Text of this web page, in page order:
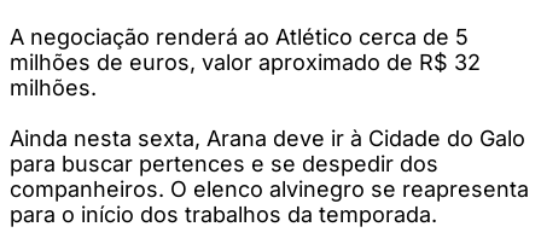
A negociação renderá ao Atlético cerca de 5
milhões de euros, valor aproximado de R$ 32
milhões.
Ainda nesta sexta, Arana deve ir à Cidade do Galo
para buscar pertences e se despedir dos
companheiros. O elenco alvinegro se reapresenta
para o início dos trabalhos da temporada.